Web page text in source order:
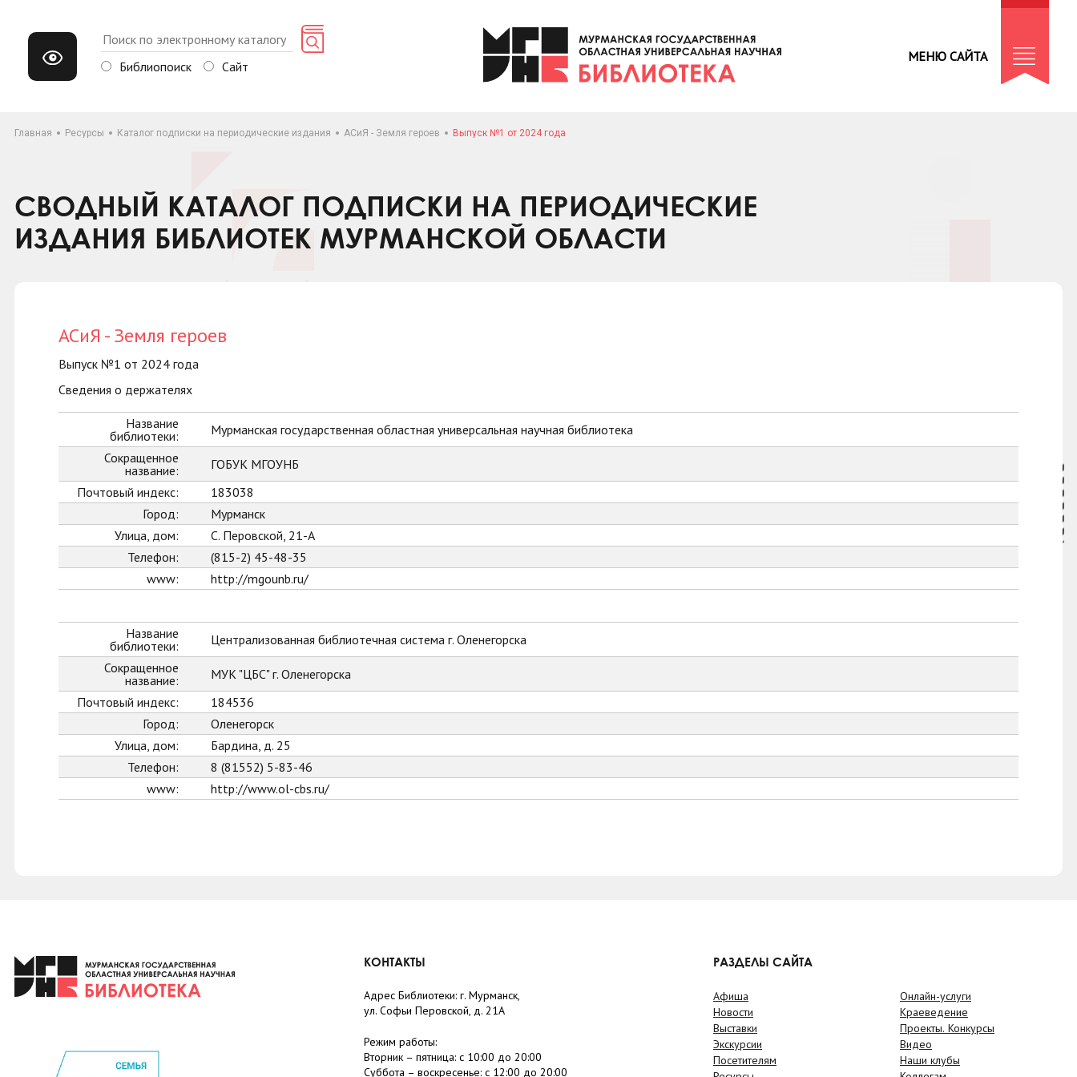
Библиопоиск Сайт
МЕНЮ САЙТА
Главная Ресурсы Каталог подписки на периодические издания АСиЯ - Земля героев Выпуск №1 от 2024 года
СВОДНЫЙ КАТАЛОГ ПОДПИСКИ НА ПЕРИОДИЧЕСКИЕ
ИЗДАНИЯ БИБЛИОТЕК МУРМАНСКОЙ ОБЛАСТИ
АСиЯ - Земля героев
Выпуск №1 от 2024 года
Сведения о держателях
Название
библиотеки:
Мурманская государственная областная универсальная научная библиотека
Сокращенное
название:
ГОБУК МГОУНБ
Почтовый индекс:
183038
Город:
Мурманск
Улица, дом:
С. Перовской, 21-А
Телефон:
(815-2) 45-48-35
www:
http://mgounb.ru/
Название
библиотеки:
Централизованная библиотечная система г. Оленегорска
Сокращенное
название:
МУК "ЦБС" г. Оленегорска
Почтовый индекс:
184536
Город:
Оленегорск
Улица, дом:
Бардина, д. 25
Телефон:
8 (81552) 5-83-46
www:
http://www.ol-cbs.ru/
КОНТАКТЫ
Адрес Библиотеки: г. Мурманск,
ул. Софьи Перовской, д. 21А
Режим работы:
Вторник – пятница: с 10:00 до 20:00
Суббота – воскресенье: c 12:00 до 20:00
РАЗДЕЛЫ САЙТА
Афиша
Новости
Выставки
Экскурсии
Посетителям
Онлайн-услуги
Краеведение
Проекты. Конкурсы
Видео
Наши клубы